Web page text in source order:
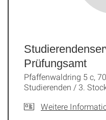
Prüfungsamt
Pfaffenwaldring 5 c,
Studierenden / 3.
Weitere